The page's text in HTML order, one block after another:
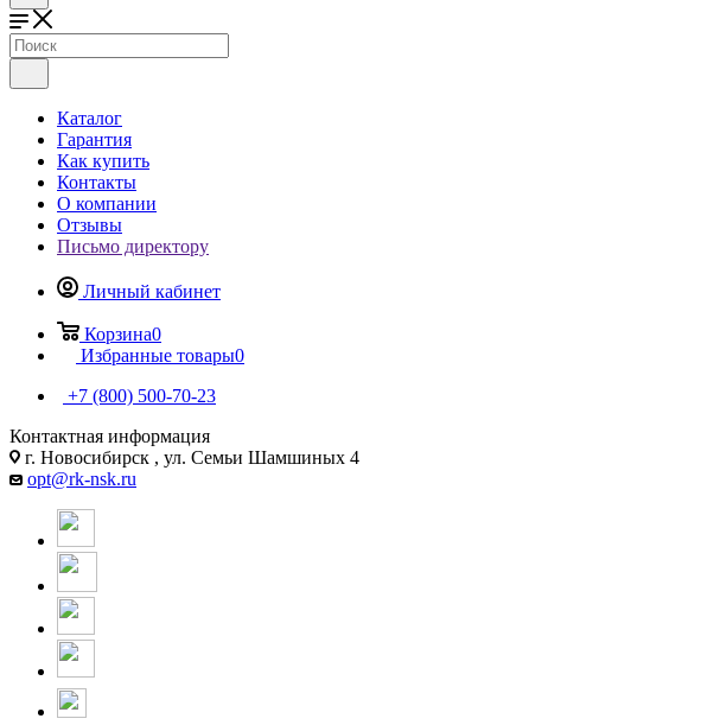
Каталог
Гарантия
Как купить
Контакты
О компании
Отзывы
Письмо директору
Личный кабинет
Корзина0
Избранные товары0
+7 (800) 500-70-23
Контактная информация
г. Новосибирск , ул. Семьи Шамшиных 4
opt@rk-nsk.ru